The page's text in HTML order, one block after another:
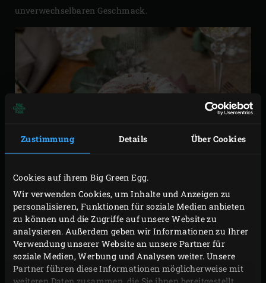
Zustimmung Details Über Cookies
Cookies auf ihrem Big Green Egg.
Wir verwenden Cookies, um Inhalte und Anzeigen zu
personalisieren, Funktionen für soziale Medien anbieten
zu können und die Zugriffe auf unsere Website zu
analysieren. Außerdem geben wir Informationen zu Ihrer
Verwendung unserer Website an unsere Partner für
soziale Medien, Werbung und Analysen weiter. Unsere
Partner führen diese Informationen möglicherweise mit
unverwechselbaren Geschmack.